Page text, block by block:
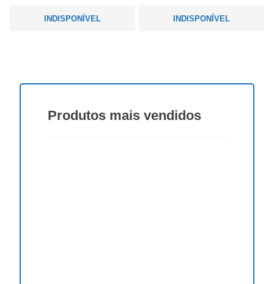
INDISPONÍVEL INDISPONÍVEL
Produtos mais vendidos